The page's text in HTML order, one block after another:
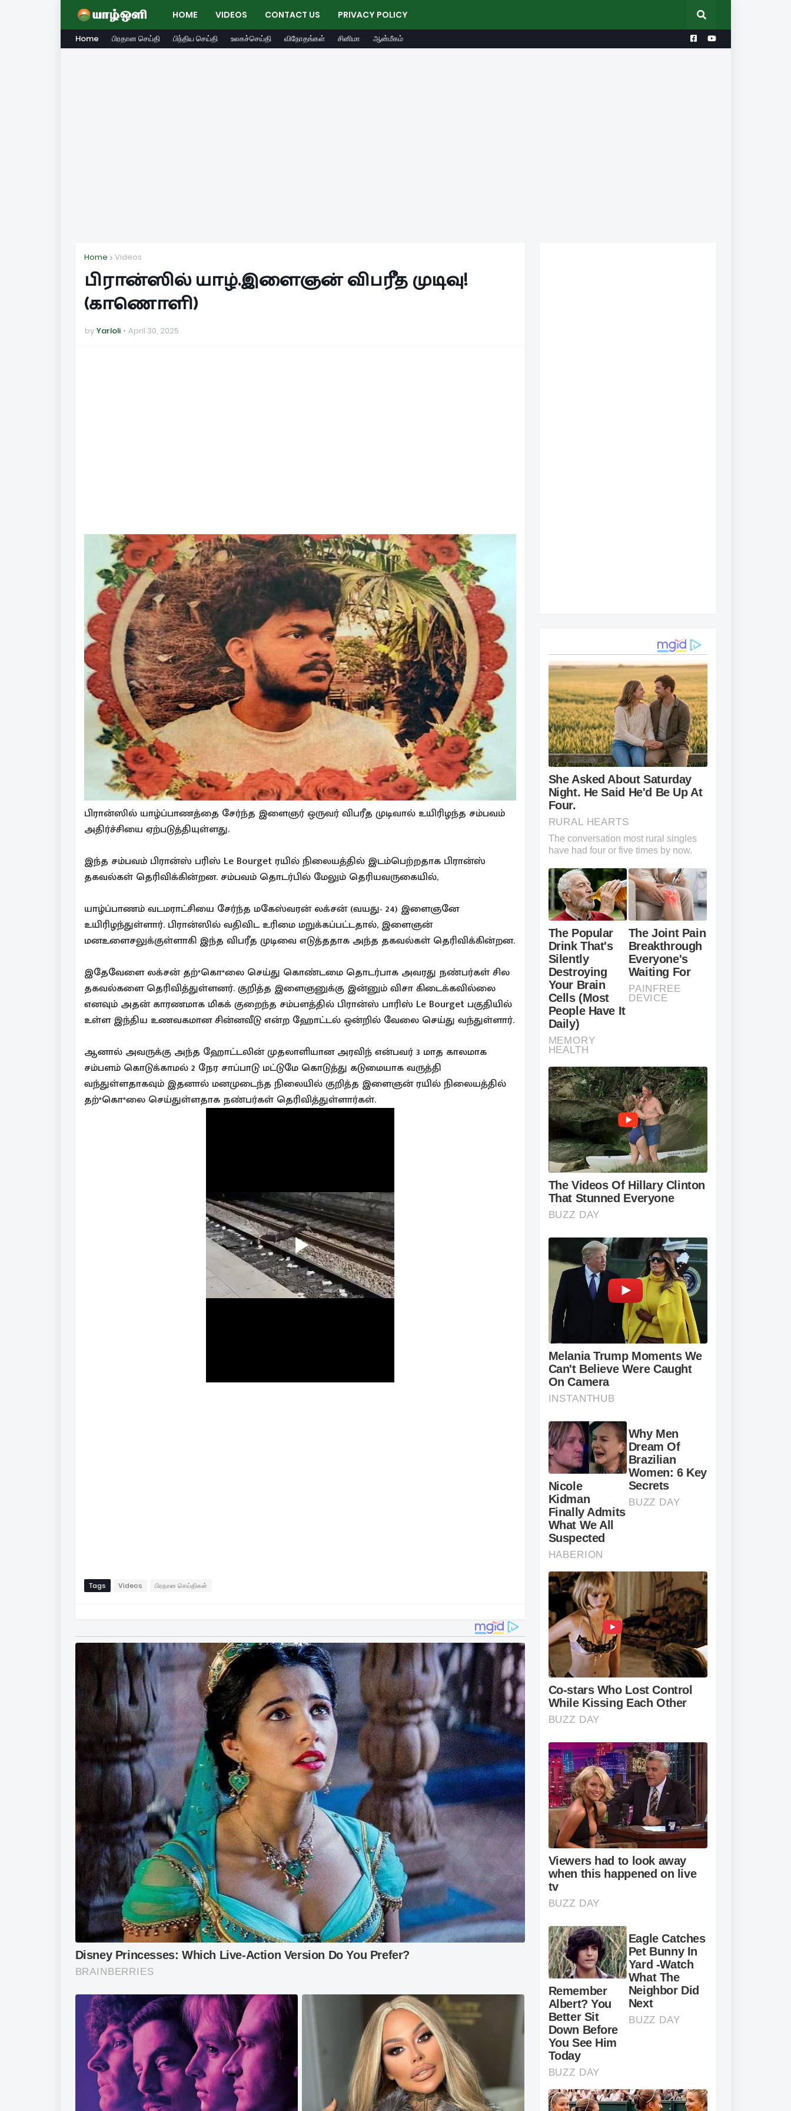
HOME VIDEOS CONTACT US PRIVACY POLICY
Home பிரதான செய்தி பிந்திய செய்தி உலகச்செய்தி விநோதங்கள் சினிமா ஆன்மீகம்
Home Videos
பிரான்ஸில் யாழ்.இளைஞன் விபரீத முடிவு!
(காணொளி)
by Yarloli April 30, 2025
பிரான்ஸில் யாழ்ப்பாணத்தை சேர்ந்த இளைஞர் ஒருவர் விபரீத முடிவால் உயிரிழந்த சம்பவம்
அதிர்ச்சியை ஏற்படுத்தியுள்ளது.
இந்த சம்பவம் பிரான்ஸ் பரிஸ் Le Bourget ரயில் நிலையத்தில் இடம்பெற்றதாக பிரான்ஸ்
தகவல்கள் தெரிவிக்கின்றன. சம்பவம் தொடர்பில் மேலும் தெரியவருகையில்,
யாழ்ப்பாணம் வடமராட்சியை சேர்ந்த மகேஸ்வரன் லக்சன் (வயது- 24) இளைஞனே
உயிரிழந்துள்ளார். பிரான்ஸில் வதிவிட உரிமை மறுக்கப்பட்டதால், இளைஞன்
மனஉளைசலுக்குள்ளாகி இந்த விபரீத முடிவை எடுத்ததாக அந்த தகவல்கள் தெரிவிக்கின்றன.
இதேவேளை லக்சன் தற்*கொ*லை செய்து கொண்டமை தொடர்பாக அவரது நண்பர்கள் சில
தகவல்களை தெரிவித்துள்ளனர். குறித்த இளைஞனுக்கு இன்னும் விசா கிடைக்கவில்லை
எனவும் அதன் காரணமாக மிகக் குறைந்த சம்பளத்தில் பிரான்ஸ் பாரிஸ் Le Bourget பகுதியில்
உள்ள இந்திய உணவகமான சின்னவீடு என்ற ஹோட்டல் ஒன்றில் வேலை செய்து வந்துள்ளார்.
ஆனால் அவருக்கு அந்த ஹோட்டலின் முதலாளியான அரவிந் என்பவர் 3 மாத காலமாக
சம்பளம் கொடுக்காமல் 2 நேர சாப்பாடு மட்டுமே கொடுத்து கடுமையாக வருத்தி
வந்துள்ளதாகவும் இதனால் மனமுடைந்த நிலையில் குறித்த இளைஞன் ரயில் நிலையத்தில்
தற்*கொ*லை செய்துள்ளதாக நண்பர்கள் தெரிவித்துள்ளார்கள்.
Tags Videos பிரதான செய்திகள்